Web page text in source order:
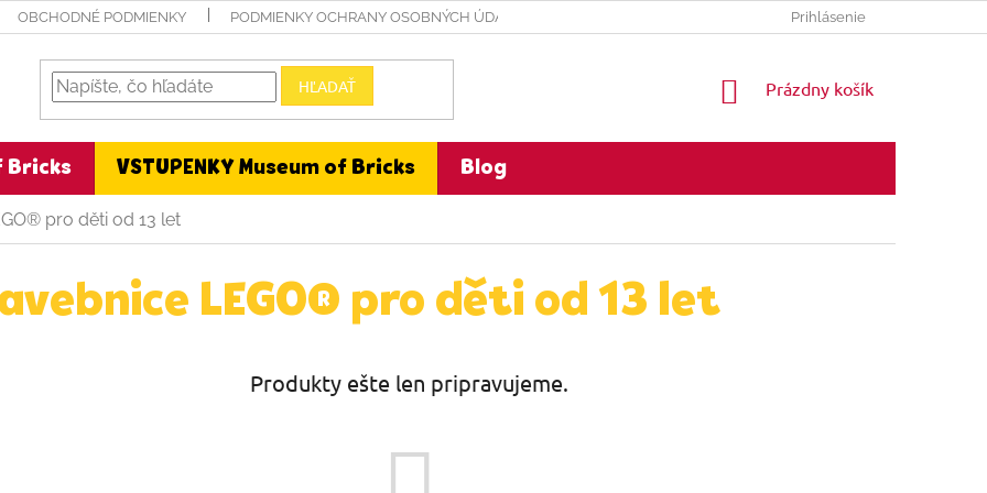
OBCHODNÉ PODMIENKY PODMIENKY OCHRANY OSOBNÝCH ÚDAJOV Prihlásenie
HĽADAŤ
NÁKUPNÝ
Prázdny košík
Bricks VSTUPENKY Museum of Bricks Blog
pro děti od 13 let
LEGO® pro děti od 13 let
Produkty ešte len pripravujeme.